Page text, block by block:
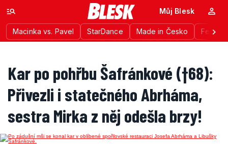
Macinka vs. Pavel StarDance Made in Česko
Můj Blesk
Kar po pohřbu Šafránkové (†68):
Přivezli i statečného Abrháma,
sestra Mirka z něj odešla brzy!